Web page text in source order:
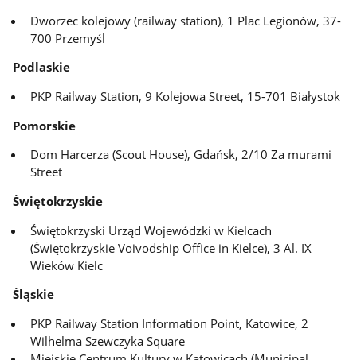
Dworzec kolejowy (railway station), 1 Plac Legionów, 37-
700 Przemyśl
Podlaskie
PKP Railway Station, 9 Kolejowa Street, 15-701 Białystok
Pomorskie
Dom Harcerza (Scout House), Gdańsk, 2/10 Za murami
Street
Świętokrzyskie
Świętokrzyski Urząd Wojewódzki w Kielcach
(Świętokrzyskie Voivodship Office in Kielce), 3 Al. IX
Wieków Kielc
Śląskie
PKP Railway Station Information Point, Katowice, 2
Wilhelma Szewczyka Square